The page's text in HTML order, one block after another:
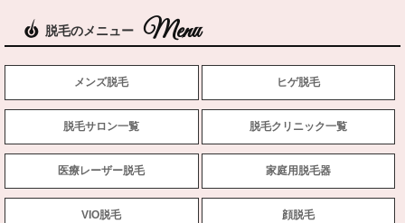
脱毛のメニュー
メンズ脱毛 ヒゲ脱毛
脱毛サロン一覧 脱毛クリニック一覧
医療レーザー脱毛 家庭用脱毛器
VIO脱毛 顔脱毛